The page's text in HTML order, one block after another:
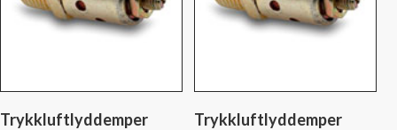
Trykkluftlyddemper
Trykkluftlyddemper